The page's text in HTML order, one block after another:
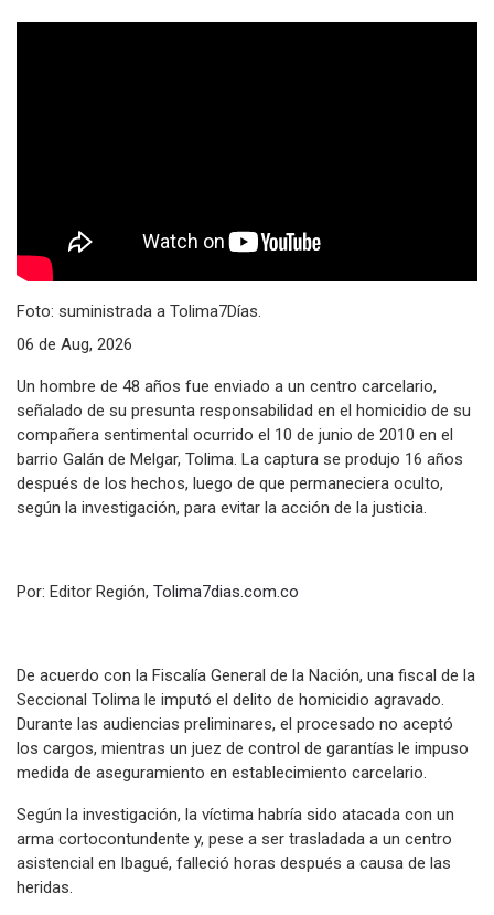
Foto: suministrada a Tolima7Días.
06 de Aug, 2026
Un hombre de 48 años fue enviado a un centro carcelario,
señalado de su presunta responsabilidad en el homicidio de su
compañera sentimental ocurrido el 10 de junio de 2010 en el
barrio Galán de Melgar, Tolima. La captura se produjo 16 años
después de los hechos, luego de que permaneciera oculto,
según la investigación, para evitar la acción de la justicia.
Por: Editor Región, Tolima7dias.com.co
De acuerdo con la Fiscalía General de la Nación, una fiscal de la
Seccional Tolima le imputó el delito de homicidio agravado.
Durante las audiencias preliminares, el procesado no aceptó
los cargos, mientras un juez de control de garantías le impuso
medida de aseguramiento en establecimiento carcelario.
Según la investigación, la víctima habría sido atacada con un
arma cortocontundente y, pese a ser trasladada a un centro
asistencial en Ibagué, falleció horas después a causa de las
heridas.